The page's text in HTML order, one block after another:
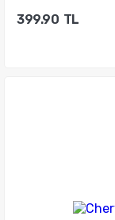
399.90 TL